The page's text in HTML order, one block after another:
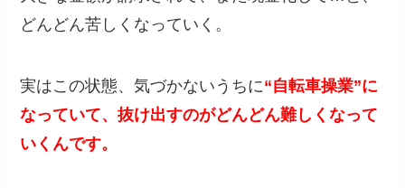
どんどん苦しくなっていく。
実はこの状態、気づかないうちに“自転車操業”に
なっていて、抜け出すのがどんどん難しくなって
いくんです。